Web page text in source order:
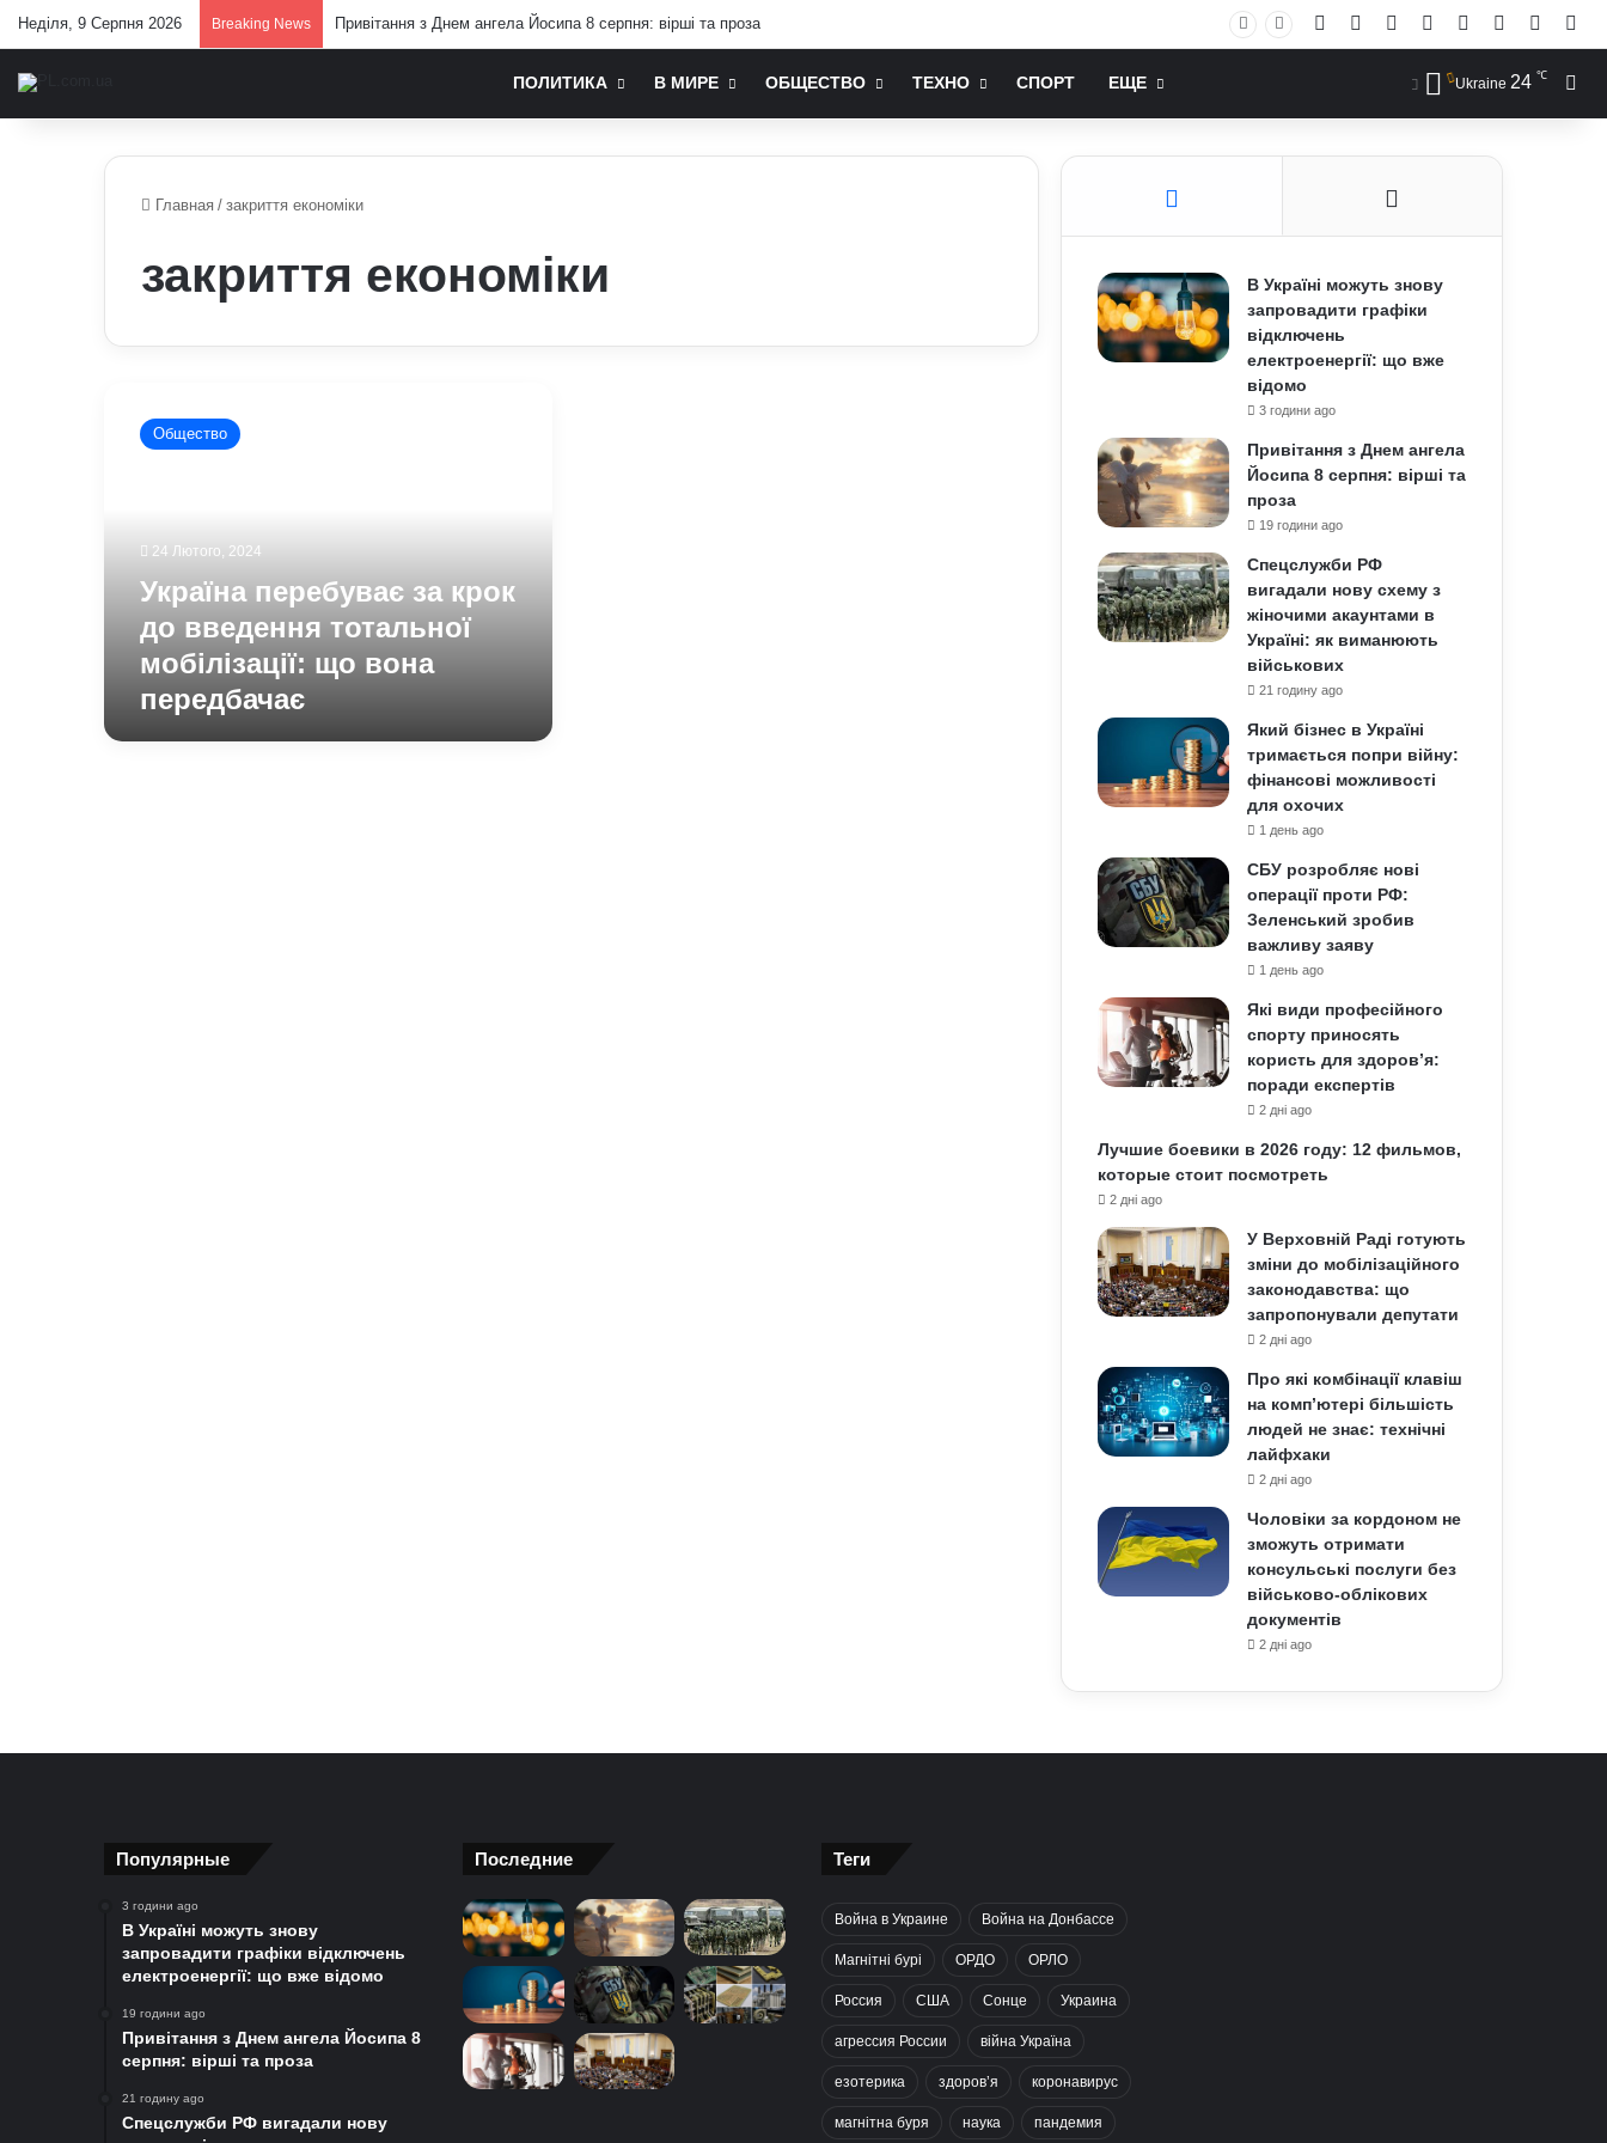
Неділя, 9 Серпня 2026 Breaking News Привітання з Днем ангела Йосипа 8 серпня: вірші та проза Facebook YouTubeInstagram
RSS Log In
ПОЛИТИКА В МИРЕ ОБЩЕСТВО ТЕХНО СПОРТ ЕЩЕ Ukraine 24 ℃
Главная / закриття економіки
закриття економіки
перебуває
тотальної
передбачає
Общество
24 Лютого, 2024
Україна перебуває за крок
до введення тотальної
мобілізації: що вона
передбачає
В Україні можуть знову
запровадити графіки
відключень
електроенергії: що вже
відомо
3 години ago
Привітання з Днем ангела
Йосипа 8 серпня: вірші та
проза
19 години ago
Спецслужби РФ
вигадали нову схему з
жіночими акаунтами в
Україні: як виманюють
військових
21 годину ago
Який бізнес в Україні
тримається попри війну:
фінансові можливості
для охочих
1 день ago
СБУ розробляє нові
операції проти РФ:
Зеленський зробив
важливу заяву
1 день ago
Які види професійного
спорту приносять
користь для здоров’я:
поради експертів
2 дні ago
Лучшие боевики в 2026 году: 12 фильмов,
которые стоит посмотреть
2 дні ago
У Верховній Раді готують
зміни до мобілізаційного
законодавства: що
запропонували депутати
2 дні ago
Про які комбінації клавіш
на комп’ютері більшість
людей не знає: технічні
лайфхаки
2 дні ago
Чоловіки за кордоном не
зможуть отримати
консульські послуги без
військово-облікових
документів
2 дні ago
Популярные
3 години ago
В Україні можуть знову
запровадити графіки відключень
електроенергії: що вже відомо
19 години ago
Привітання з Днем ангела Йосипа 8
серпня: вірші та проза
21 годину ago
Спецслужби РФ вигадали нову
Последние Теги
Война в Украине Война на Донбассе
Магнітні бурі ОРДО ОРЛО
Россия США Сонце Украина
агрессия России війна Україна
езотерика здоров’я коронавирус
магнітна буря наука пандемия